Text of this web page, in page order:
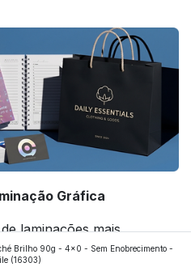
Gráfica
laminações mais
gráfica FuturaIM? Então,
Brilho 90g - 4x0 - Sem Enobrecimento -
(16303)